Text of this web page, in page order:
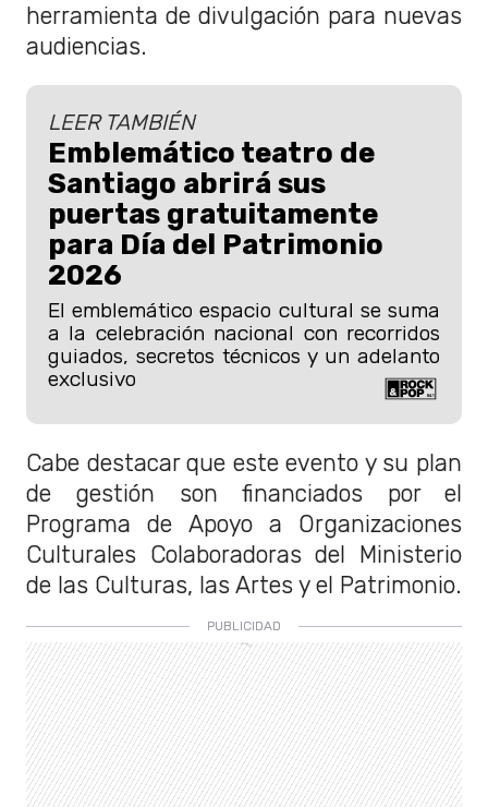
herramienta de divulgación para nuevas
audiencias.
LEER TAMBIÉN
Emblemático teatro de
Santiago abrirá sus
puertas gratuitamente
para Día del Patrimonio
2026
El emblemático espacio cultural se suma
a la celebración nacional con recorridos
guiados, secretos técnicos y un adelanto
exclusivo
Cabe destacar que este evento y su plan
de gestión son financiados por el
Programa de Apoyo a Organizaciones
Culturales Colaboradoras del Ministerio
de las Culturas, las Artes y el Patrimonio.